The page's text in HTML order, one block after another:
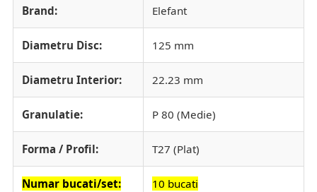
Brand: Elefant
Diametru Disc: 125 mm
Diametru Interior: 22.23 mm
Granulatie: P 80 (Medie)
Forma / Profil: T27 (Plat)
Numar bucati/set: 10 bucati